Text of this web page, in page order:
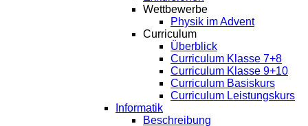
Wettbewerbe
Physik im Advent
Curriculum
Überblick
Curriculum Klasse 7+8
Curriculum Klasse 9+10
Curriculum Basiskurs
Curriculum Leistungskurs
Informatik
Beschreibung